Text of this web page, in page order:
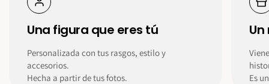
Una figura que eres tú
Personalizada con tus rasgos, estilo y
accesorios.
Hecha a partir de tus fotos.
Es